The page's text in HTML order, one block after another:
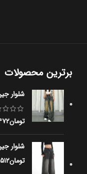
برترین محصولات
شلوار
تومان
شلوار
تومان